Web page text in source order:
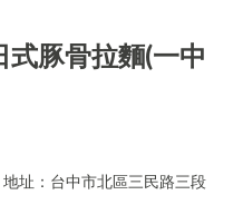
式豚骨拉麵(一中
址：台中市北區三民路三段